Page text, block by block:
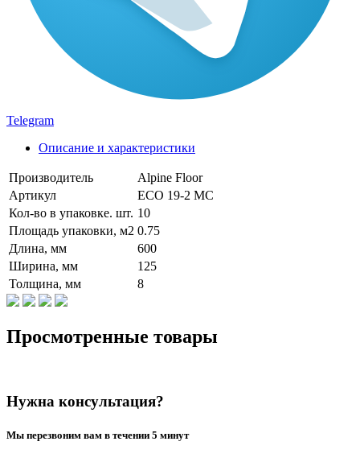
Telegram
Описание и характеристики
Производитель
Alpine Floor
Артикул
ECO 19-2 MC
Кол-во в упаковке. шт. 10
Площадь упаковки, м2 0.75
Длина, мм
600
Ширина, мм
125
Толщина, мм
8
Просмотренные товары
Нужна консультация?
Мы перезвоним вам в течении 5 минут